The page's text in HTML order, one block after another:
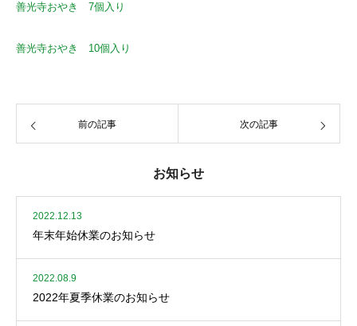
善光寺おやき 7個入り
善光寺おやき 10個入り
前の記事 次の記事
お知らせ
2022.12.13
年末年始休業のお知らせ
2022.08.9
2022年夏季休業のお知らせ